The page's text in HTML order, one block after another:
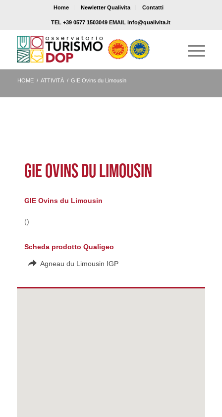
Home Newletter Qualivita Contatti
TEL +39 0577 1503049 EMAIL info@qualivita.it
HOME / ATTIVITÀ / GIE Ovins du Limousin
GIE OVINS DU LIMOUSIN
GIE Ovins du Limousin
()
Scheda prodotto Qualigeo
Agneau du Limousin IGP